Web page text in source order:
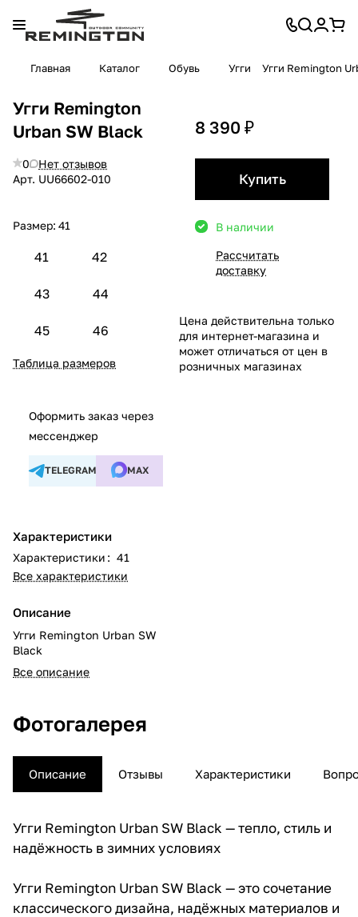
Главная Каталог Обувь Угги Угги Remington
Угги Remington
Urban SW Black
0
Нет отзывов
Арт. UU66602-010
Размер: 41
41 42
43 44
45 46
Таблица размеров
Оформить заказ через
мессенджер
TELEGRAM MAX
Характеристики
Характеристики : 41
Все характеристики
Описание
Угги Remington Urban SW
Black
Все описание
8 390 ₽
Купить
В наличии
Рассчитать
доставку
Цена действительна только
для интернет-магазина и
может отличаться от цен в
розничных магазинах
Фотогалерея
Описание Отзывы Характеристики
Угги Remington Urban SW Black — тепло, стиль и
надёжность в зимних условиях
Угги Remington Urban SW Black — это сочетание
классического дизайна, надёжных материалов и